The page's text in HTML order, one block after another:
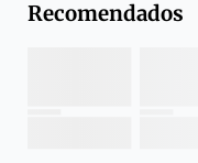
Recomendados